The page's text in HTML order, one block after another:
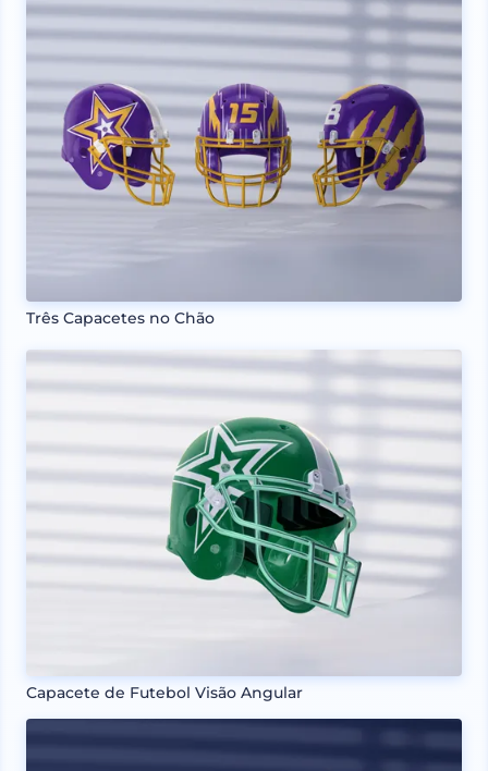
Três Capacetes no Chão
Capacete de Futebol Visão Angular